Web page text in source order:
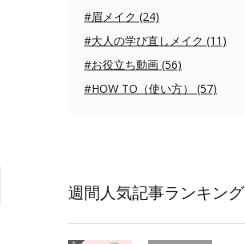
#眉メイク (24)
#大人の学び直しメイク (11)
#お役立ち動画 (56)
#HOW TO（使い方） (57)
週間人気記事ランキング